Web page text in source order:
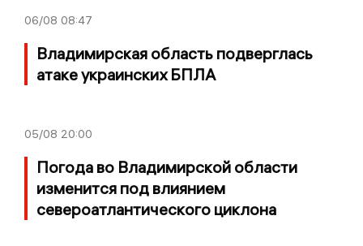
06/08 08:47
Владимирская область подверглась
атаке украинских БПЛА
05/08 20:00
Погода во Владимирской области
изменится под влиянием
североатлантического циклона